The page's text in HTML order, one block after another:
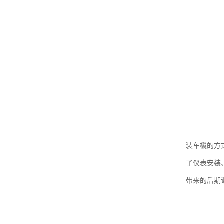
装车橇的方
了仪表安
带来的后期